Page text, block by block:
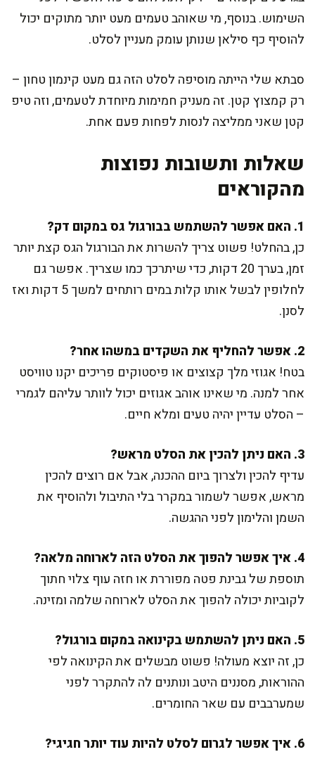
השימוש. בנוסף, מי שאוהב טעמים מעט יותר מתוקים יכול
להוסיף כף סילאן שנותן עומק מעניין לסלט.
סבתא שלי הייתה מוסיפה לסלט הזה גם מעט קינמון טחון –
רק קמצוץ קטן. זה מעניק חמימות מיוחדת לטעמים, וזה טיפ
קטן שאני ממליצה לנסות לפחות פעם אחת.
שאלות ותשובות נפוצות
מהקוראים
1. האם אפשר להשתמש בבורגול גס במקום דק?
כן, בהחלט! פשוט צריך להשרות את הבורגול הגס קצת יותר
זמן, בערך 20 דקות, כדי שיתרכך כמו שצריך. אפשר גם
לחלופין לבשל אותו קלות במים רותחים למשך 5 דקות ואז
לסנן.
2. אפשר להחליף את השקדים במשהו אחר?
בטח! אגוזי מלך קצוצים או פיסטוקים פריכים יקנו טוויסט
אחר למנה. מי שאינו אוהב אגוזים יכול לוותר עליהם לגמרי
– הסלט עדיין יהיה טעים ומלא חיים.
3. האם ניתן להכין את הסלט מראש?
עדיף להכין ולצרוך ביום ההכנה, אבל אם רוצים להכין
מראש, אפשר לשמור במקרר בלי התיבול ולהוסיף את
השמן והלימון לפני ההגשה.
4. איך אפשר להפוך את הסלט הזה לארוחה מלאה?
תוספת של גבינת פטה מפוררת או חזה עוף צלוי חתוך
לקוביות יכולה להפוך את הסלט לארוחה שלמה ומזינה.
5. האם ניתן להשתמש בקינואה במקום בורגול?
כן, זה יוצא מעולה! פשוט מבשלים את הקינואה לפי
ההוראות, מסננים היטב ונותנים לה להתקרר לפני
שמערבבים עם שאר החומרים.
6. איך אפשר לגרום לסלט להיות עוד יותר חגיגי?